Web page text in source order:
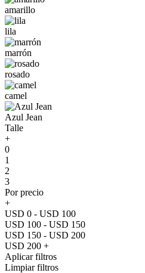
amarillo
lila
marrón
rosado
camel
Azul Jean
Talle
+
0
1
2
3
Por precio
+
USD 0 - USD 100
USD 100 - USD 150
USD 150 - USD 200
USD 200 +
Aplicar filtros
Limpiar filtros